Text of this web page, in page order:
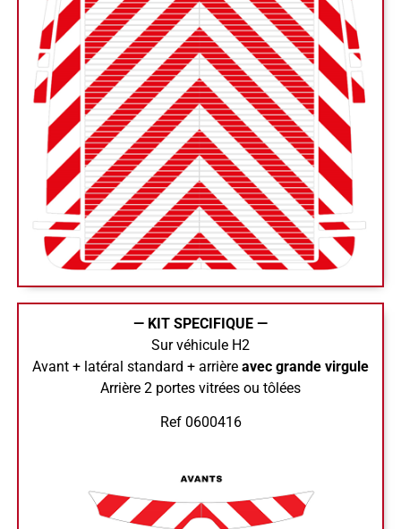
— KIT SPECIFIQUE —
Sur véhicule H2
Avant + latéral standard + arrière avec grande virgule
Arrière 2 portes vitrées ou tôlées
Ref 0600416